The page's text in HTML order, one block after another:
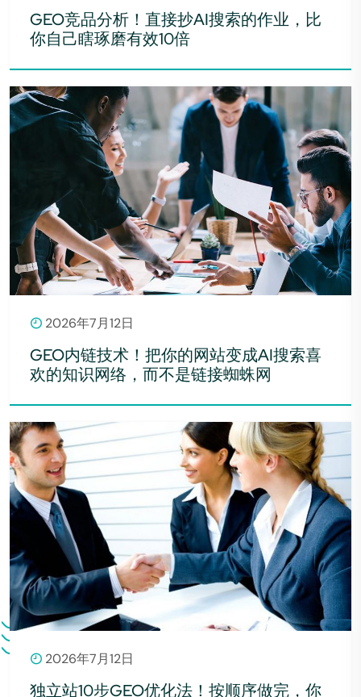
GEO竞品分析！直接抄AI搜索的作业，比
你自己瞎琢磨有效10倍
2026年7月12日
GEO内链技术！把你的网站变成AI搜索喜
欢的知识网络，而不是链接蜘蛛网
2026年7月12日
独立站10步GEO优化法！按顺序做完，你